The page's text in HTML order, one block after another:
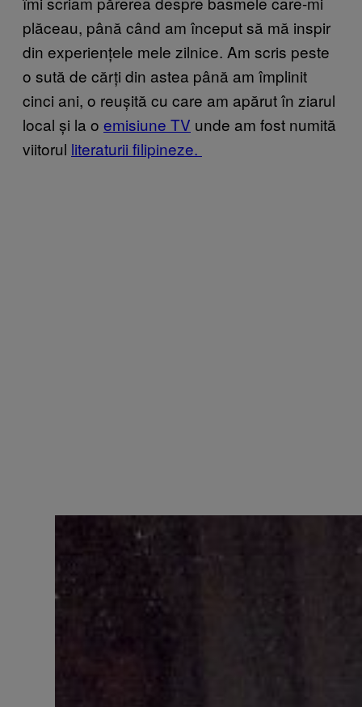
plăceau, până când am început să mă inspir
din experiențele mele zilnice. Am scris peste
o sută de cărți din astea până am împlinit
cinci ani, o reușită cu care am apărut în ziarul
local și la o emisiune TV unde am fost numită
viitorul literaturii filipineze.